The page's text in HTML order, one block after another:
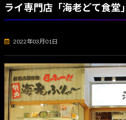
ライ専門店「海老どて食堂」
2022年03月01日